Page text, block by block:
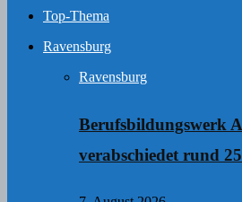
Top-Thema
Ravensburg
Ravensburg
Berufsbildungswerk
verabschiedet rund